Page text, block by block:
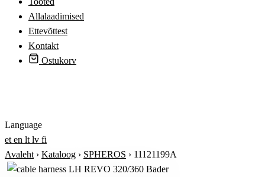
Allalaadimised
Ettevõttest
Kontakt
Ostukorv
Language
et en lt lv fi
Avaleht › Kataloog › SPHEROS › 11121199A